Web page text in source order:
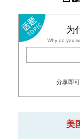
为
Why do you
分享即
美